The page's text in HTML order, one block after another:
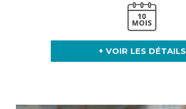
+ VOIR LES DÉTAILS